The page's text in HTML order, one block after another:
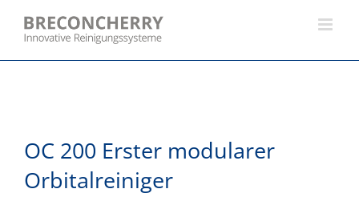
content
OC 200 Erster modularer
Orbitalreiniger